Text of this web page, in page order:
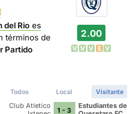
del Rio es
términos de
Partido
2.00
V V V E V
Todos Local Visitante
Club Atletico
1 - 3
Estudiantes de